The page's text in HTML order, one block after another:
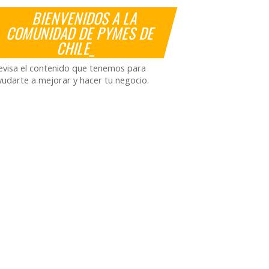
BIENVENIDOS A LA
COMUNIDAD DE PYMES DE
CHILE_
el contenido que tenemos para
a mejorar y hacer tu negocio.